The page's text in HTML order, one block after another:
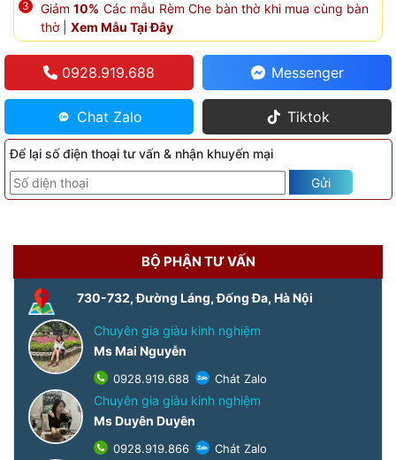
Giảm10% Các mẫu Rèm Che bàn thờ khi mua cùng bàn
thờ | Xem Mẫu Tại Đây
0928.919.688 Messenger
Chat Zalo Tiktok
Để lại số điện thoại tư vấn & nhận khuyến mại
Gửi
BỘ PHẬN TƯ VẤN
730-732, Đường Láng, Đống Đa, Hà Nội
Chuyên gia giàu kinh nghiệm
Ms Mai Nguyễn
0928.919.688 Chát Zalo
Chuyên gia giàu kinh nghiệm
Ms Duyên Duyên
0928.919.866 Chát Zalo